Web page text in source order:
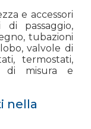
e accessori
passaggio,
tubazioni
valvole di
termostati,
di misura e
nella